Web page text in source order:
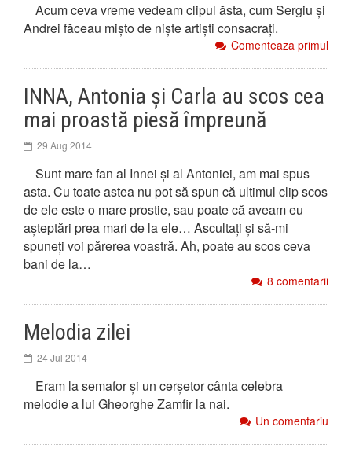
Acum ceva vreme vedeam clipul ăsta, cum Sergiu și
Andrei făceau mișto de niște artiști consacrați.
Comenteaza primul
INNA, Antonia și Carla au scos cea
mai proastă piesă împreună
29 Aug 2014
Sunt mare fan al Innei și al Antoniei, am mai spus
asta. Cu toate astea nu pot să spun că ultimul clip scos
de ele este o mare prostie, sau poate că aveam eu
așteptări prea mari de la ele… Ascultați și să-mi
spuneți voi părerea voastră. Ah, poate au scos ceva
bani de la…
8 comentarii
Melodia zilei
24 Jul 2014
Eram la semafor și un cerșetor cânta celebra
melodie a lui Gheorghe Zamfir la nai.
Un comentariu